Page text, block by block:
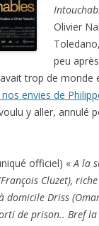
Olivier
Toledano,
peu
trop de monde
envies de
y aller, annulé
officiel) «A la
Cluzet),
domicile Driss
de prison.. Bref